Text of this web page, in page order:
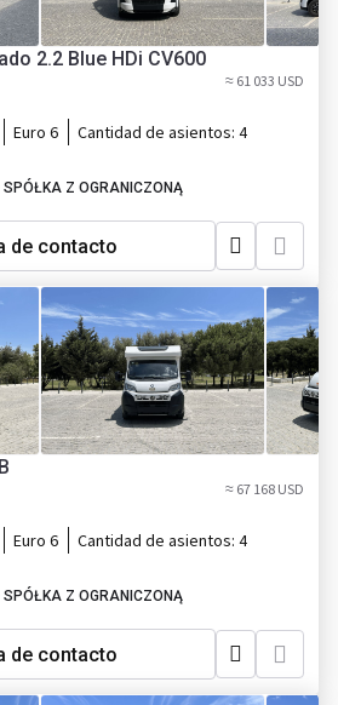
2.2 Blue HDi CV600
≈ 61 033 USD
Euro 6 Cantidad de asientos: 4
SPÓŁKA Z OGRANICZONĄ
de contacto
≈ 67 168 USD
Euro 6 Cantidad de asientos: 4
SPÓŁKA Z OGRANICZONĄ
de contacto